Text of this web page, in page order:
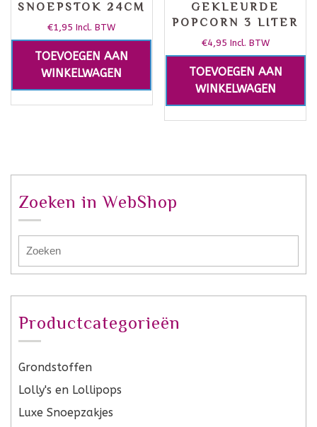
SNOEPSTOK 24CM
€1,95 Incl. BTW
TOEVOEGEN AAN
WINKELWAGEN
GEKLEURDE
POPCORN 3 LITER
€4,95 Incl. BTW
TOEVOEGEN AAN
WINKELWAGEN
Zoeken in WebShop
Productcategorieën
Grondstoffen
Lolly's en Lollipops
Luxe Snoepzakjes